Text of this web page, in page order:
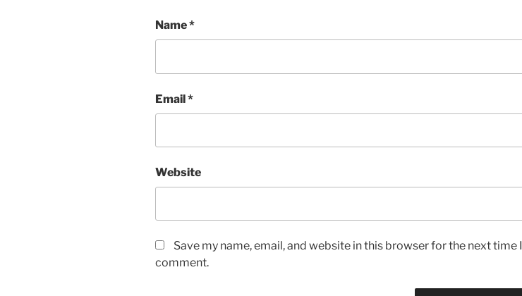
Name*
Email*
Website
Save my name, email, and website in this browser for the next time I
comment.